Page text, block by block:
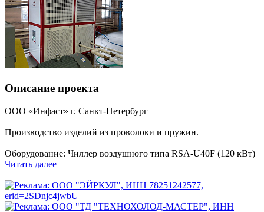
Описание проекта
ООО «Инфаст» г. Санкт-Петербург
Производство изделий из проволоки и пружин.
Оборудование: Чиллер воздушного типа RSA-U40F (120 кВт)
Читать далее